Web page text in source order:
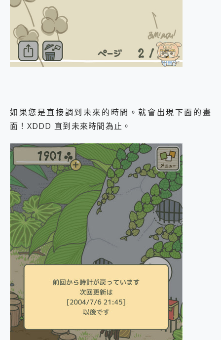
如果您是直接調到未來的時間。就會出現下面的畫
面！XDDD 直到未來時間為止。